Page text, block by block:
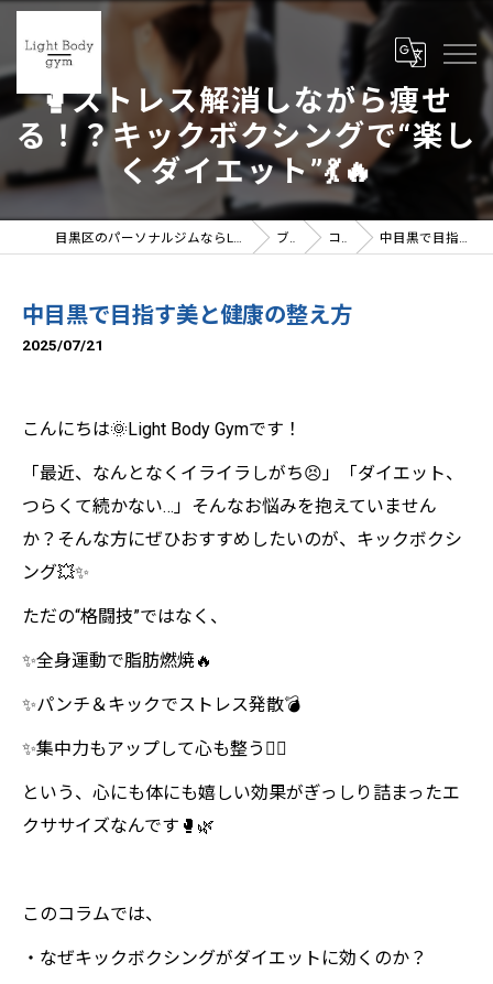
🥊ストレス解消しながら痩せ
る！？キックボクシングで“楽し
くダイエット”💃🔥
目黒区のパーソナルジムならLight Body gymへ | 女性トレーナー在籍 ブログ コラム 中目黒で目指す美と健康の整え方
中目黒で目指す美と健康の整え方
2025/07/21
こんにちは🌞Light Body Gymです！
「最近、なんとなくイライラしがち😣」「ダイエット、
つらくて続かない…」そんなお悩みを抱えていません
か？そんな方にぜひおすすめしたいのが、キックボクシ
ング💥✨
ただの“格闘技”ではなく、
✨全身運動で脂肪燃焼🔥
✨パンチ＆キックでストレス発散💣
✨集中力もアップして心も整う🧘‍♀️
という、心にも体にも嬉しい効果がぎっしり詰まったエ
クササイズなんです🥊🌿
このコラムでは、
・なぜキックボクシングがダイエットに効くのか？